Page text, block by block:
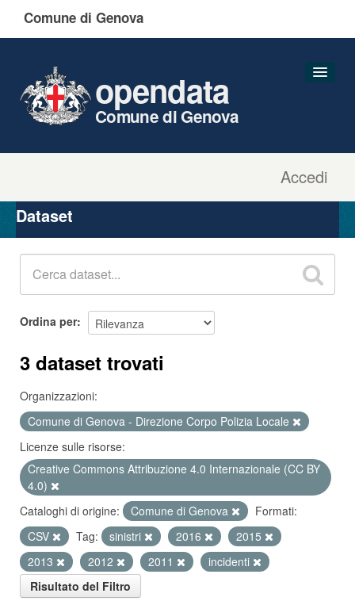
Comune di Genova
Accedi
opendata
Comune di Genova
Organizzazioni
Gruppi
Dataset
Ordina per
3 dataset trovati
Organizzazioni:
Comune di Genova - Direzione Corpo Polizia Locale
Licenze sulle risorse:
Creative Commons Attribuzione 4.0 Internazionale (CC BY
4.0)
Cataloghi di origine:
Comune di Genova
Formati:
CSV
Tag: sinistri 2016
2015
2013
2012 2011
incidenti
Risultato del Filtro